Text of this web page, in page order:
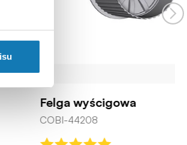
wyścigowa
44208